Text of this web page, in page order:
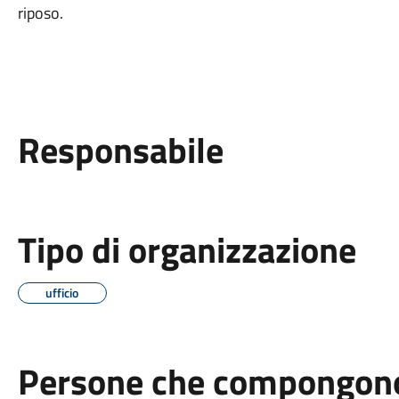
riposo.
Responsabile
Tipo di organizzazione
ufficio
Persone che